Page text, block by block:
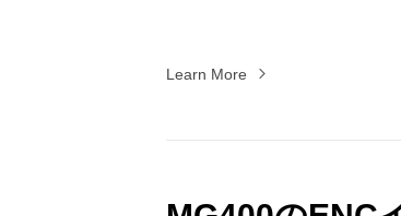
Learn More